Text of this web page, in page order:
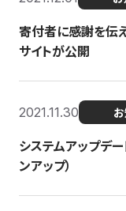
寄付者に感謝を伝
サイトが公開
2021.11.30
システムアップデ
ンアップ）